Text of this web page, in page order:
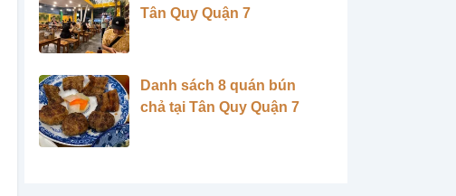
Tân Quy Quận 7
Danh sách 8 quán bún
chả tại Tân Quy Quận 7